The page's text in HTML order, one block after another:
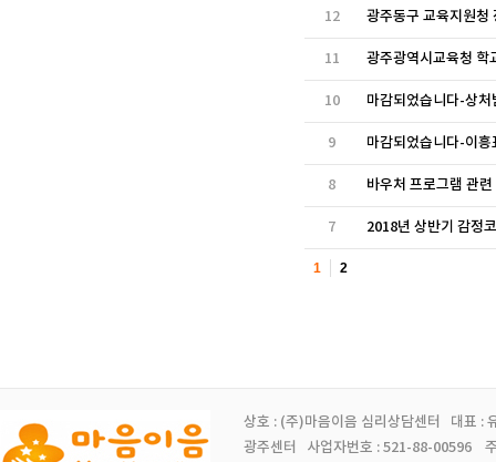
12 광주동구 교육지원청
11 광주광역시교육청 학
10 마감되었습니다-상처
9 마감되었습니다-이흥
8 바우처 프로그램 관
7 2018년 상반기 감정
1 2
상호 : (주)마음이음 심리상담센터 대표 :
광주센터 사업자번호 : 521-88-00596